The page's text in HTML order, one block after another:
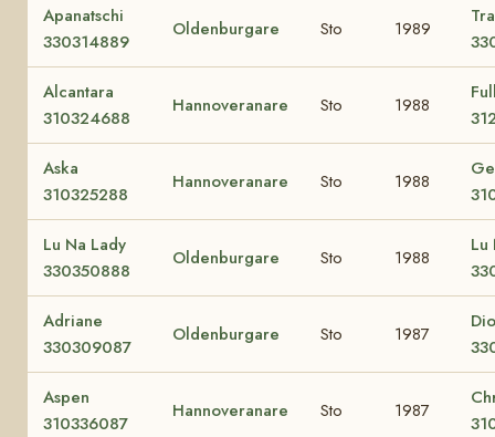
Apanatschi
330314889
Oldenburgare Sto 1989
Alcantara
310324688
Hannoveranare Sto 1988
Aska
310325288
Hannoveranare Sto 1988
Lu Na Lady
330350888
Oldenburgare Sto 1988
Lu
Adriane
330309087
Oldenburgare Sto 1987
Aspen
310336087
Hannoveranare Sto 1987